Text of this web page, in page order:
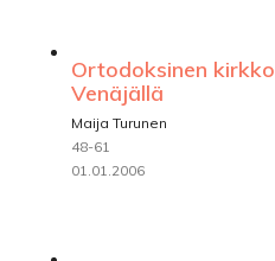
Ortodoksinen kirkko
Venäjällä
Maija Turunen
48-61
01.01.2006